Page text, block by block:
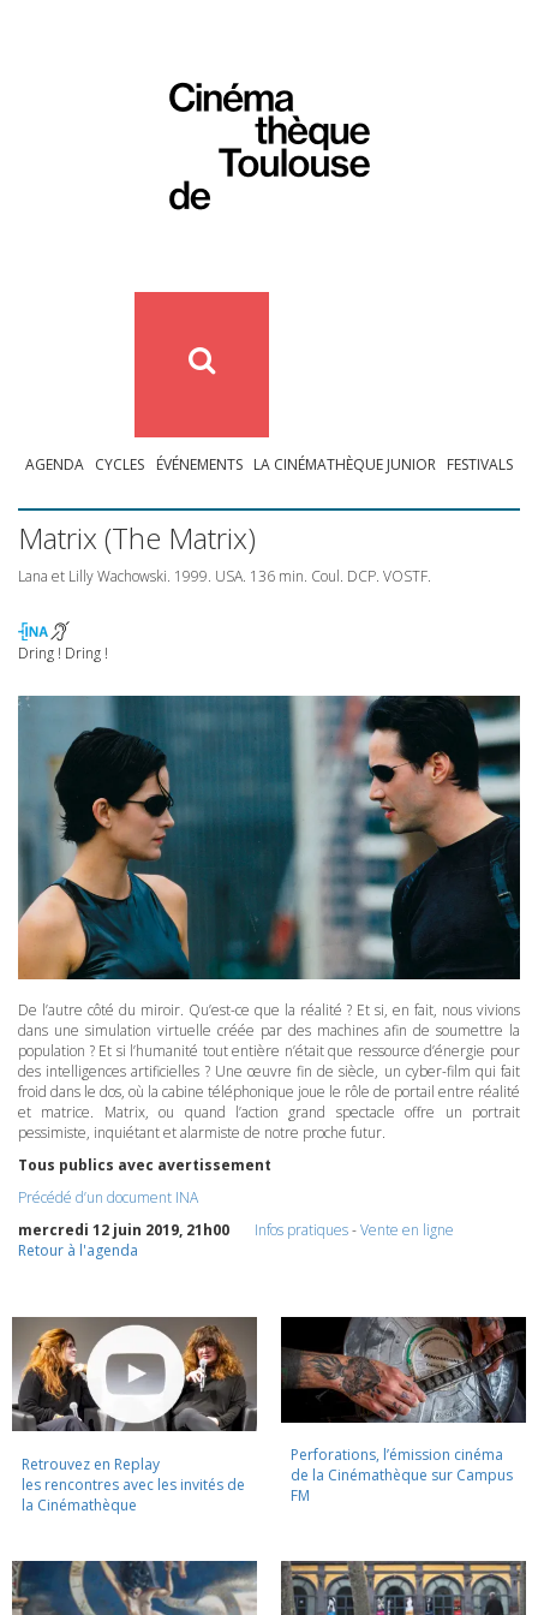
AGENDA CYCLES ÉVÉNEMENTS LA CINÉMATHÈQUE JUNIOR FESTIVALS
Matrix (The Matrix)
Lana et Lilly Wachowski. 1999. USA. 136 min. Coul. DCP. VOSTF.
Dring ! Dring !
De l’autre côté du miroir. Qu’est-ce que la réalité ? Et si, en fait, nous vivions
dans une simulation virtuelle créée par des machines afin de soumettre la
population ? Et si l’humanité tout entière n’était que ressource d’énergie pour
des intelligences artificielles ? Une œuvre fin de siècle, un cyber-film qui fait
froid dans le dos, où la cabine téléphonique joue le rôle de portail entre réalité
et matrice. Matrix, ou quand l’action grand spectacle offre un portrait
pessimiste, inquiétant et alarmiste de notre proche futur.
Tous publics avec avertissement
Précédé d’un document INA
mercredi 12 juin 2019, 21h00
Infos pratiques-Vente en ligne
Retour à l'agenda
Retrouvez en Replay
les rencontres avec les invités de
la Cinémathèque
Perforations, l’émission cinéma
de la Cinémathèque sur Campus
FM